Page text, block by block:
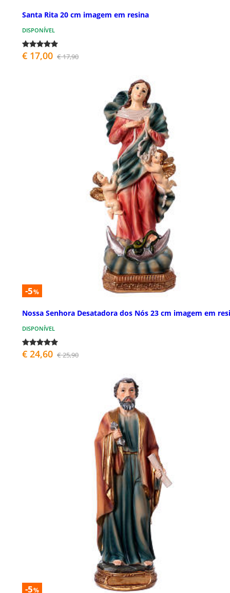
Santa Rita 20 cm imagem em resina
DISPONÍVEL
€ 17,00 € 17,90
-5%
Nossa Senhora Desatadora dos Nós 23 cm imagem em
DISPONÍVEL
€ 24,60 € 25,90
-5%